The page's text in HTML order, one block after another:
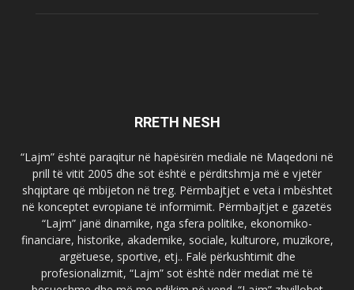
RRETH NESH
“Lajm” është paraqitur në hapësirën mediale në Maqedoni në
prill të vitit 2005 dhe sot është e përditshmja më e vjetër
shqiptare që mbijeton në treg. Përmbajtjet e veta i mbështet
në konceptet evropiane të informimit. Përmbajtjet e gazetës
“Lajm” janë dinamike, nga sfera politike, ekonomiko-
financiare, historike, akademike, sociale, kulturore, muzikore,
argëtuese, sportive, etj.. Falë përkushtimit dhe
profesionalizmit, “Lajm” sot është ndër mediat më të